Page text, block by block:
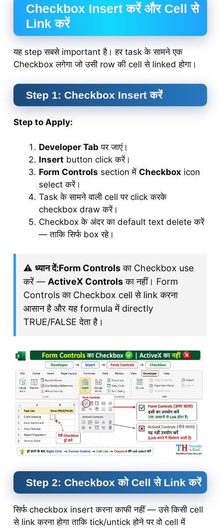
Checkbox Insert करें और Cell से
Link करें
यह step सबसे important है। हर task के सामने एक
Checkbox लगेगा जो उसी row की cell से linked होगा।
Step 1: Checkbox Insert करें
Step to Apply:
Developer Tab पर जाएं।
Insert button click करें।
Form Controls section में Checkbox icon
select करें।
Task के सामने वाली cell पर click करके
checkbox draw करें।
Checkbox के अंदर का default text delete करें
— ताकि सिर्फ box रहे।
⚠️ ध्यान दें:Form Controlsका Checkbox use
करें — ActiveX Controlsका नहीं। Form
Controls का Checkbox cell से link करना
आसान है और यह formula में directly
TRUE/FALSE देता है।
Step 2: Checkbox को Cell से Link करें
सिर्फ checkbox insert करना काफी नहीं — उसे किसी cell
से link करना होगा ताकि tick/untick होने पर वो cell में